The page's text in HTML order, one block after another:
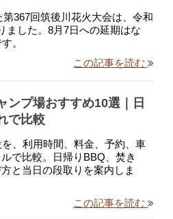
367回筑後川花火大会は、令和
ました。8月7日への延期はな
。
この記事を読む
ンプ場おすすめ10選｜日
で比較
、利用時間、料金、予約、車
で比較。日帰りBBQ、焚き
と当日の段取りを案内しま
この記事を読む